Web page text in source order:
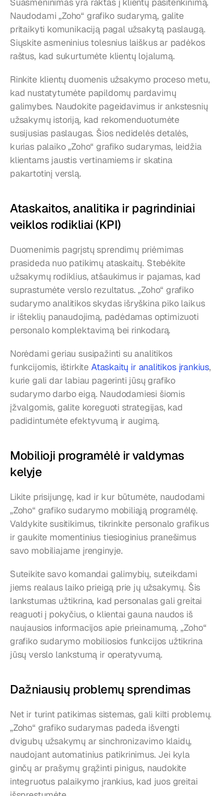
Suasmeninimas yra raktas į klientų pasitenkinimą.
Naudodami „Zoho“ grafiko sudarymą, galite
pritaikyti komunikaciją pagal užsakytą paslaugą.
Siųskite asmeninius tolesnius laiškus ar padėkos
raštus, kad sukurtumėte klientų lojalumą.
Rinkite klientų duomenis užsakymo proceso metu,
kad nustatytumėte papildomų pardavimų
galimybes. Naudokite pageidavimus ir ankstesnių
užsakymų istoriją, kad rekomenduotumėte
susijusias paslaugas. Šios nedidelės detalės,
kurias palaiko „Zoho“ grafiko sudarymas, leidžia
klientams jaustis vertinamiems ir skatina
pakartotinį verslą.
Ataskaitos, analitika ir pagrindiniai
veiklos rodikliai (KPI)
Duomenimis pagrįstų sprendimų priėmimas
prasideda nuo patikimų ataskaitų. Stebėkite
užsakymų rodiklius, atšaukimus ir pajamas, kad
suprastumėte verslo rezultatus. „Zoho“ grafiko
sudarymo analitikos skydas išryškina piko laikus
ir išteklių panaudojimą, padėdamas optimizuoti
personalo komplektavimą bei rinkodarą.
Norėdami geriau susipažinti su analitikos
funkcijomis, ištirkite Ataskaitų ir analitikos įrankius,
kurie gali dar labiau pagerinti jūsų grafiko
sudarymo darbo eigą. Naudodamiesi šiomis
įžvalgomis, galite koreguoti strategijas, kad
padidintumėte efektyvumą ir augimą.
Mobilioji programėlė ir valdymas
kelyje
Likite prisijungę, kad ir kur būtumėte, naudodami
„Zoho“ grafiko sudarymo mobiliąją programėlę.
Valdykite susitikimus, tikrinkite personalo grafikus
ir gaukite momentinius tiesioginius pranešimus
savo mobiliajame įrenginyje.
Suteikite savo komandai galimybių, suteikdami
jiems realaus laiko prieigą prie jų užsakymų. Šis
lankstumas užtikrina, kad personalas gali greitai
reaguoti į pokyčius, o klientai gauna naudos iš
naujausios informacijos apie prieinamumą. „Zoho“
grafiko sudarymo mobiliosios funkcijos užtikrina
jūsų verslo lankstumą ir operatyvumą.
Dažniausių problemų sprendimas
Net ir turint patikimas sistemas, gali kilti problemų.
„Zoho“ grafiko sudarymas padeda išvengti
dvigubų užsakymų ar sinchronizavimo klaidų,
naudojant automatinius patikrinimus. Jei kyla
ginčų ar prašymų grąžinti pinigus, naudokite
integruotus palaikymo įrankius, kad juos greitai